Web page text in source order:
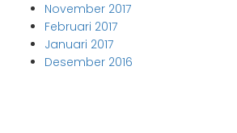
November 2017
Februari 2017
Januari 2017
Desember 2016